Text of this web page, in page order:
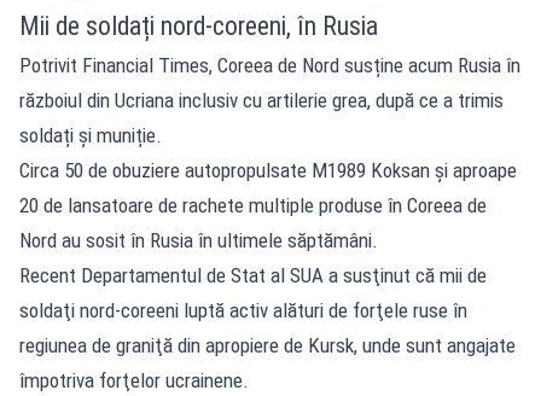
Mii de soldați nord-coreeni, în Rusia
Potrivit Financial Times, Coreea de Nord susține acum Rusia în
războiul din Ucriana inclusiv cu artilerie grea, după ce a trimis
soldați și muniție.
Circa 50 de obuziere autopropulsate M1989 Koksan şi aproape
20 de lansatoare de rachete multiple produse în Coreea de
Nord au sosit în Rusia în ultimele săptămâni.
Recent Departamentul de Stat al SUA a susţinut că mii de
soldaţi nord-coreeni luptă activ alături de forţele ruse în
regiunea de graniţă din apropiere de Kursk, unde sunt angajate
împotriva forţelor ucrainene.